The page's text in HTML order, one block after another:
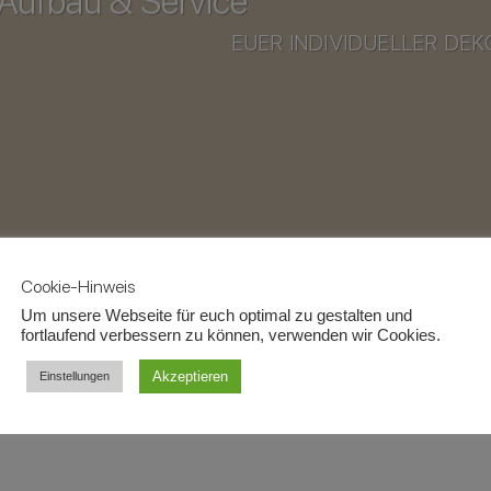
EUER INDIVIDUELLER
füllt bitte das unten stehen de
Formular aus oder
Anfrage erhalten, überprüfen wir die Verfügbarkeiten
unverbindliches Angebot.
Fragen steht euch das Kontaktformular zur
Cookie-Hinweis
Um unsere Webseite für euch optimal zu gestalten und
fortlaufend verbessern zu können, verwenden wir Cookies.
Einstellungen Akzeptieren